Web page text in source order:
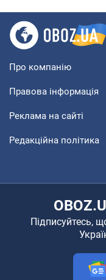
Про компанію
Правова інформація
Реклама на сайті
Редакційна політика
Підписуйтесь,